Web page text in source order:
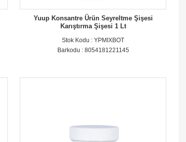
Yuup Konsantre Ürün Seyreltme Şişesi
Karıştırma Şişesi 1 Lt
Stok Kodu : YPMIXBOT
Barkodu : 8054181221145